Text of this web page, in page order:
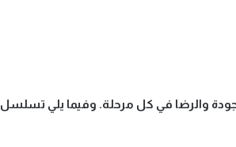
والرضا في كل مرحلة. وفيما يلي تسلسل